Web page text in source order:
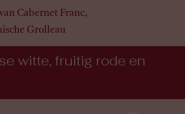
Cabernet Franc,
Grolleau
witte, fruitig rode en